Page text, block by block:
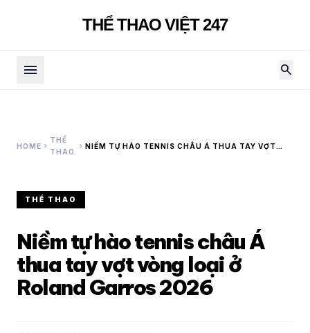
THỂ THAO VIỆT 247
menu search
HOME chevron_right
THỂ
THAO
chevron_right NIỀM TỰ HÀO TENNIS CHÂU Á THUA TAY VỢT
THỂ THAO
Niềm tự hào tennis châu Á
thua tay vợt vòng loại ở
Roland Garros 2026